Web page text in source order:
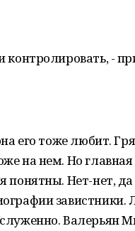
-
его тоже любит.
на нем. Но главная
понятны. Нет-нет,
завистники.
Валерьян